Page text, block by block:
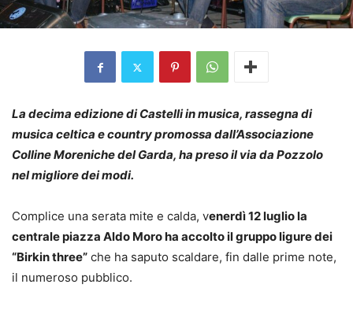
La decima edizione di Castelli in musica, rassegna di
musica celtica e country promossa dall’Associazione
Colline Moreniche del Garda, ha preso il via da Pozzolo
nel migliore dei modi.
Complice una serata mite e calda, venerdì 12 luglio la
centrale piazza Aldo Moro ha accolto il gruppo ligure dei
“Birkin three” che ha saputo scaldare, fin dalle prime note,
il numeroso pubblico.